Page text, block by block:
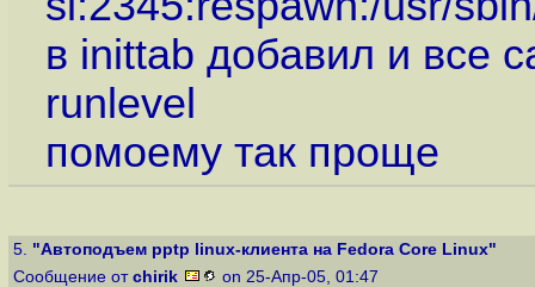
в inittab добавил и все
runlevel
помоему так проще
5. "Автоподъем pptp linux-клиента на Fedora Core Linux"
Сообщение от chirik on 25-Апр-05, 01:47